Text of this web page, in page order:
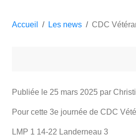
Accueil Les news CDC
Publiée le 25 mars 2025 par
Pour cette 3e journée de CDC
LMP 1 14-22 Landerneau 3